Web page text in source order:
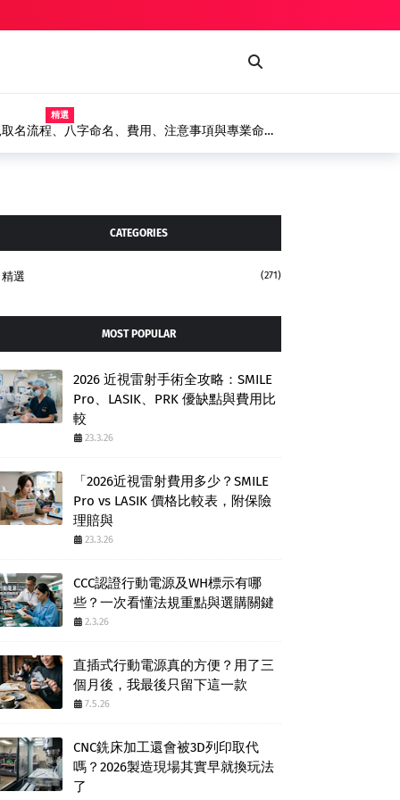
精選
名流程、八字命名、費用、注意事項與專業命名
CATEGORIES
精選 (271)
MOST POPULAR
2026 近視雷射手術全攻略：SMILE
Pro、LASIK、PRK 優缺點與費用比
較
23.3.26
「2026近視雷射費用多少？SMILE
Pro vs LASIK 價格比較表，附保險
理賠與
23.3.26
CCC認證行動電源及WH標示有哪
些？一次看懂法規重點與選購關鍵
2.3.26
直插式行動電源真的方便？用了三
個月後，我最後只留下這一款
7.5.26
CNC銑床加工還會被3D列印取代
嗎？2026製造現場其實早就換玩法
了